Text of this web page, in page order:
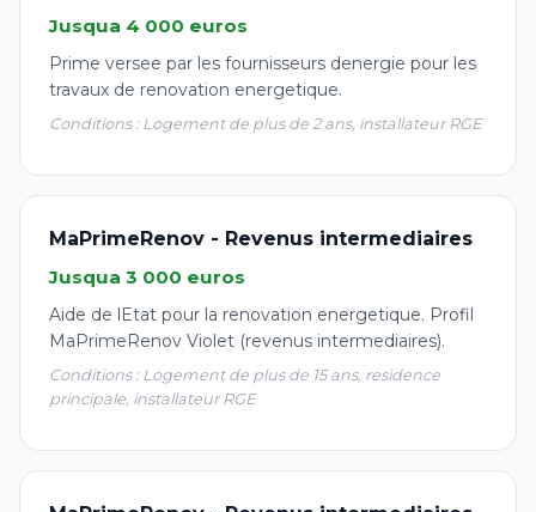
Jusqua 4 000 euros
Prime versee par les fournisseurs denergie pour les
travaux de renovation energetique.
Conditions : Logement de plus de 2 ans, installateur RGE
MaPrimeRenov - Revenus intermediaires
Jusqua 3 000 euros
Aide de lEtat pour la renovation energetique. Profil
MaPrimeRenov Violet (revenus intermediaires).
Conditions : Logement de plus de 15 ans, residence
principale, installateur RGE